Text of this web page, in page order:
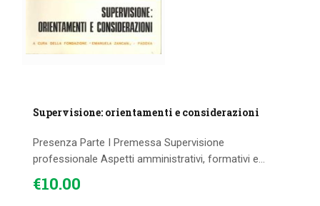
Supervisione: orientamenti e considerazioni
Presenza Parte I Premessa Supervisione
professionale Aspetti amministrativi, formativi e...
€10.00